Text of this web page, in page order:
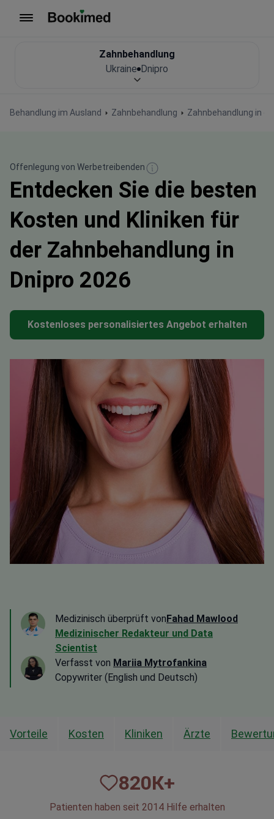
Behandlung im Ausland Zahnbehandlung Zahnbehandlung in
Zahnbehandlung
Ukraine Dnipro
Offenlegung von Werbetreibenden
Entdecken Sie die besten
Kosten und Kliniken für
der Zahnbehandlung in
Dnipro 2026
Kostenloses personalisiertes Angebot erhalten
Medizinisch überprüft vonFahad Mawlood
Medizinischer Redakteur und Data
Scientist
Verfasst von Mariia Mytrofankina
Copywriter (English und Deutsch)
Vorteile Kosten Kliniken Ärzte
820К+
Patienten haben seit 2014 Hilfe erhalten